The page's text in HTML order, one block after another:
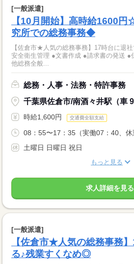
[一般派遣]
【10月開始】高時給1600
究所での総務事務◆
【佐倉市★人気の総務事務】17時台に退
安全衛生管理 ●文書作成 ●請求書の発送 ●
他総務全般...
総務・人事・法務・特許事務
千葉県佐倉市/南酒々井駅（車 9
時給1,600円 交通費全額支給
08：55〜17：35（実働07：40、休
土曜日 日曜日 祝日
もっと見る
求人詳細を見る
[一般派遣]
【佐倉市★人気の総務事務
る♪残業すくなめ◎